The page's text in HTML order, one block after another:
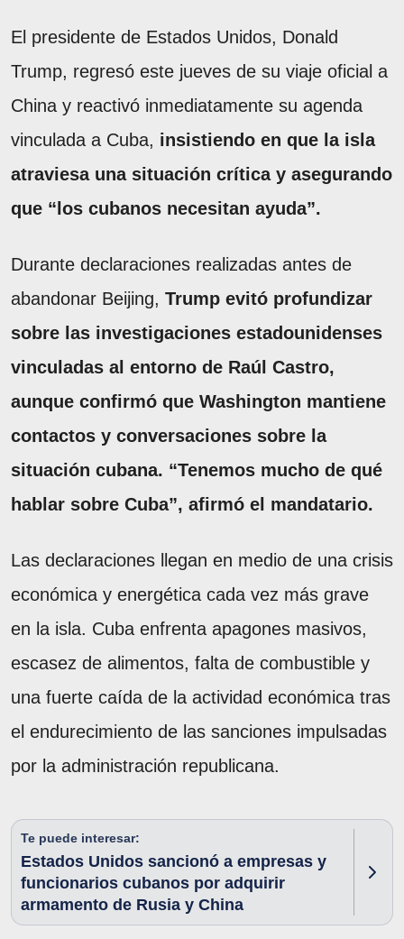
El presidente de Estados Unidos, Donald
Trump, regresó este jueves de su viaje oficial a
China y reactivó inmediatamente su agenda
vinculada a Cuba, insistiendo en que la isla
atraviesa una situación crítica y asegurando
que “los cubanos necesitan ayuda”.
Durante declaraciones realizadas antes de
abandonar Beijing, Trump evitó profundizar
sobre las investigaciones estadounidenses
vinculadas al entorno de Raúl Castro,
aunque confirmó que Washington mantiene
contactos y conversaciones sobre la
situación cubana. “Tenemos mucho de qué
hablar sobre Cuba”, afirmó el mandatario.
Las declaraciones llegan en medio de una crisis
económica y energética cada vez más grave
en la isla. Cuba enfrenta apagones masivos,
escasez de alimentos, falta de combustible y
una fuerte caída de la actividad económica tras
el endurecimiento de las sanciones impulsadas
por la administración republicana.
Te puede interesar:
Estados Unidos sancionó a empresas y
funcionarios cubanos por adquirir
armamento de Rusia y China